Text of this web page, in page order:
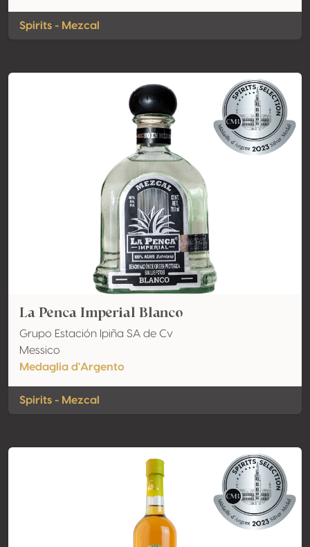
Spirits - Mezcal
La Penca Imperial Blanco
Grupo Estación Ipiña SA de Cv
Messico
Medaglia d'Argento
Spirits - Mezcal